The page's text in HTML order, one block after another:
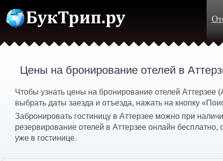
Цены на бронирование отелей в
Чтобы узнать цены на бронирование отелей Аттерзее
выбрать даты заезда и отъезда, нажать на кнопку
Забронировать гостиницу в Аттерзее можно при
резервирование отелей в Аттерзее онлайн бесплатно,
уже в гостинице.